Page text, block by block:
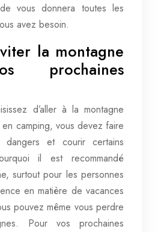
vous donnera toutes les
avez besoin.
la montagne
prochaines
d’aller à la montagne
camping, vous devez faire
et courir certains
il est recommandé
surtout pour les personnes
en matière de vacances
pouvez même vous perdre
Pour vos prochaines